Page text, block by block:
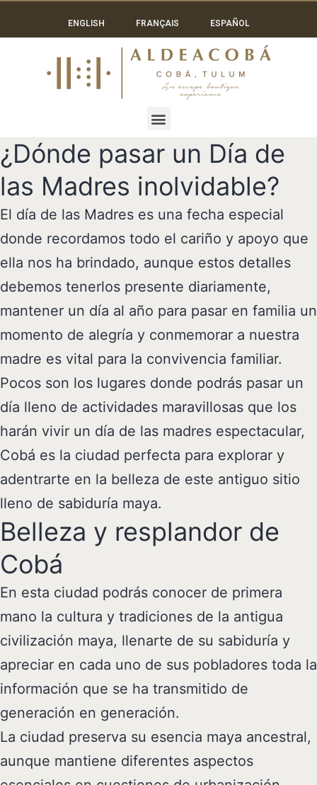
ENGLISH FRANÇAIS ESPAÑOL
¿Dónde pasar un Día de
las Madres inolvidable?
El día de las Madres es una fecha especial
donde recordamos todo el cariño y apoyo que
ella nos ha brindado, aunque estos detalles
debemos tenerlos presente diariamente,
mantener un día al año para pasar en familia un
momento de alegría y conmemorar a nuestra
madre es vital para la convivencia familiar.
Pocos son los lugares donde podrás pasar un
día lleno de actividades maravillosas que los
harán vivir un día de las madres espectacular,
Cobá es la ciudad perfecta para explorar y
adentrarte en la belleza de este antiguo sitio
lleno de sabiduría maya.
Belleza y resplandor de
Cobá
En esta ciudad podrás conocer de primera
mano la cultura y tradiciones de la antigua
civilización maya, llenarte de su sabiduría y
apreciar en cada uno de sus pobladores toda la
información que se ha transmitido de
generación en generación.
La ciudad preserva su esencia maya ancestral,
aunque mantiene diferentes aspectos